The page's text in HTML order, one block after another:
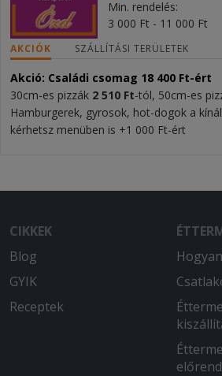
Min. rendelés
3 000 Ft - 11 000 Ft
AKCIÓK SZÁLLÍTÁSI TERÜLETEK
Akció: Családi csomag 18 400 Ft-ért
30cm-es pizzák 2 510 Ft-tól, 50cm-es
Hamburgerek, gyrosok, hot-dogok a
kérhetsz menüben is +1 000 Ft-ért
CIKKEK
Blog
GYIK
Receptek